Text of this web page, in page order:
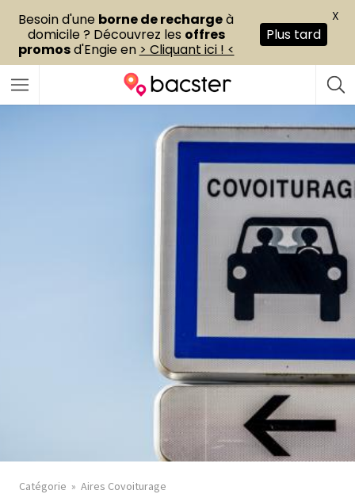
Catégorie Aires Covoiturage
Besoin d'une borne de rechargeà
domicile ? Découvrez les offres
promosd'Engie en > Cliquant ici ! <
Plus tard
X